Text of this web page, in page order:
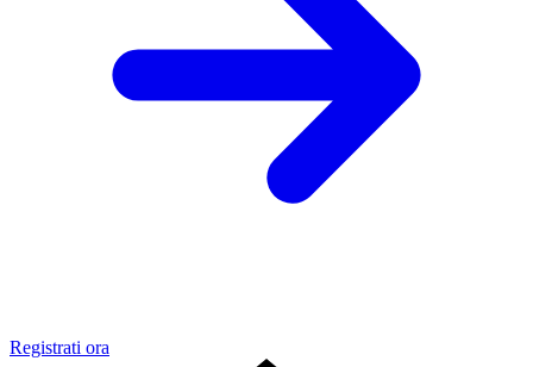
Registrati ora